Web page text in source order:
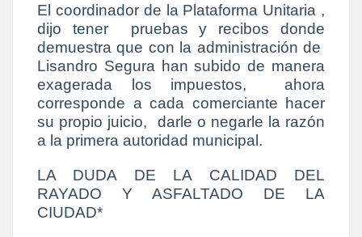
El coordinador de la Plataforma Unitaria ,
dijo tener pruebas y recibos donde
demuestra que con la administración de
Lisandro Segura han subido de manera
exagerada los impuestos, ahora
corresponde a cada comerciante hacer
su propio juicio, darle o negarle la razón
a la primera autoridad municipal.
LA DUDA DE LA CALIDAD DEL
RAYADO Y ASFALTADO DE LA
CIUDAD*